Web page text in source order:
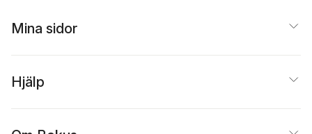
Mina sidor
Hjälp